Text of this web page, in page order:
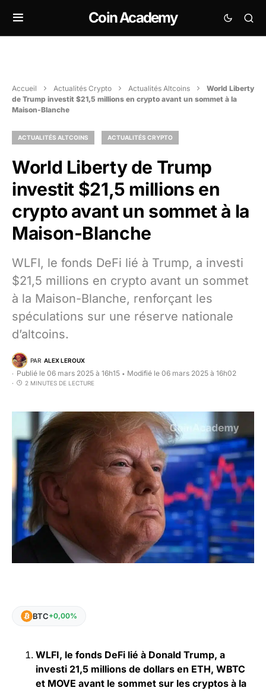
Coin Academy
Accueil Actualités Crypto Actualités Altcoins
World Liberty
de Trump investit $21,5 millions en crypto avant un sommet à la
Maison-Blanche
ACTUALITÉS ALTCOINS ACTUALITÉS CRYPTO
World Liberty de Trump
investit $21,5 millions en
crypto avant un sommet à la
Maison-Blanche
WLFI, le fonds DeFi lié à Trump, a investi
$21,5 millions en crypto avant un sommet
à la Maison-Blanche, renforçant les
spéculations sur une réserve nationale
d’altcoins.
PAR ALEX LEROUX
Publié le 06 mars 2025 à 16h15 • Modifié le 06 mars 2025 à 16h02
2 MINUTES DE LECTURE
BTC+0,00%
WLFI, le fonds DeFi lié à Donald Trump, a
investi 21,5 millions de dollars en ETH, WBTC
et MOVE avant le sommet sur les cryptos à la